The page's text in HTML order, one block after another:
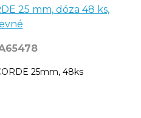
25 mm, dóza 48 ks,
25mm, 48ks